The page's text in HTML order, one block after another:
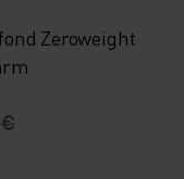
Zeroweight